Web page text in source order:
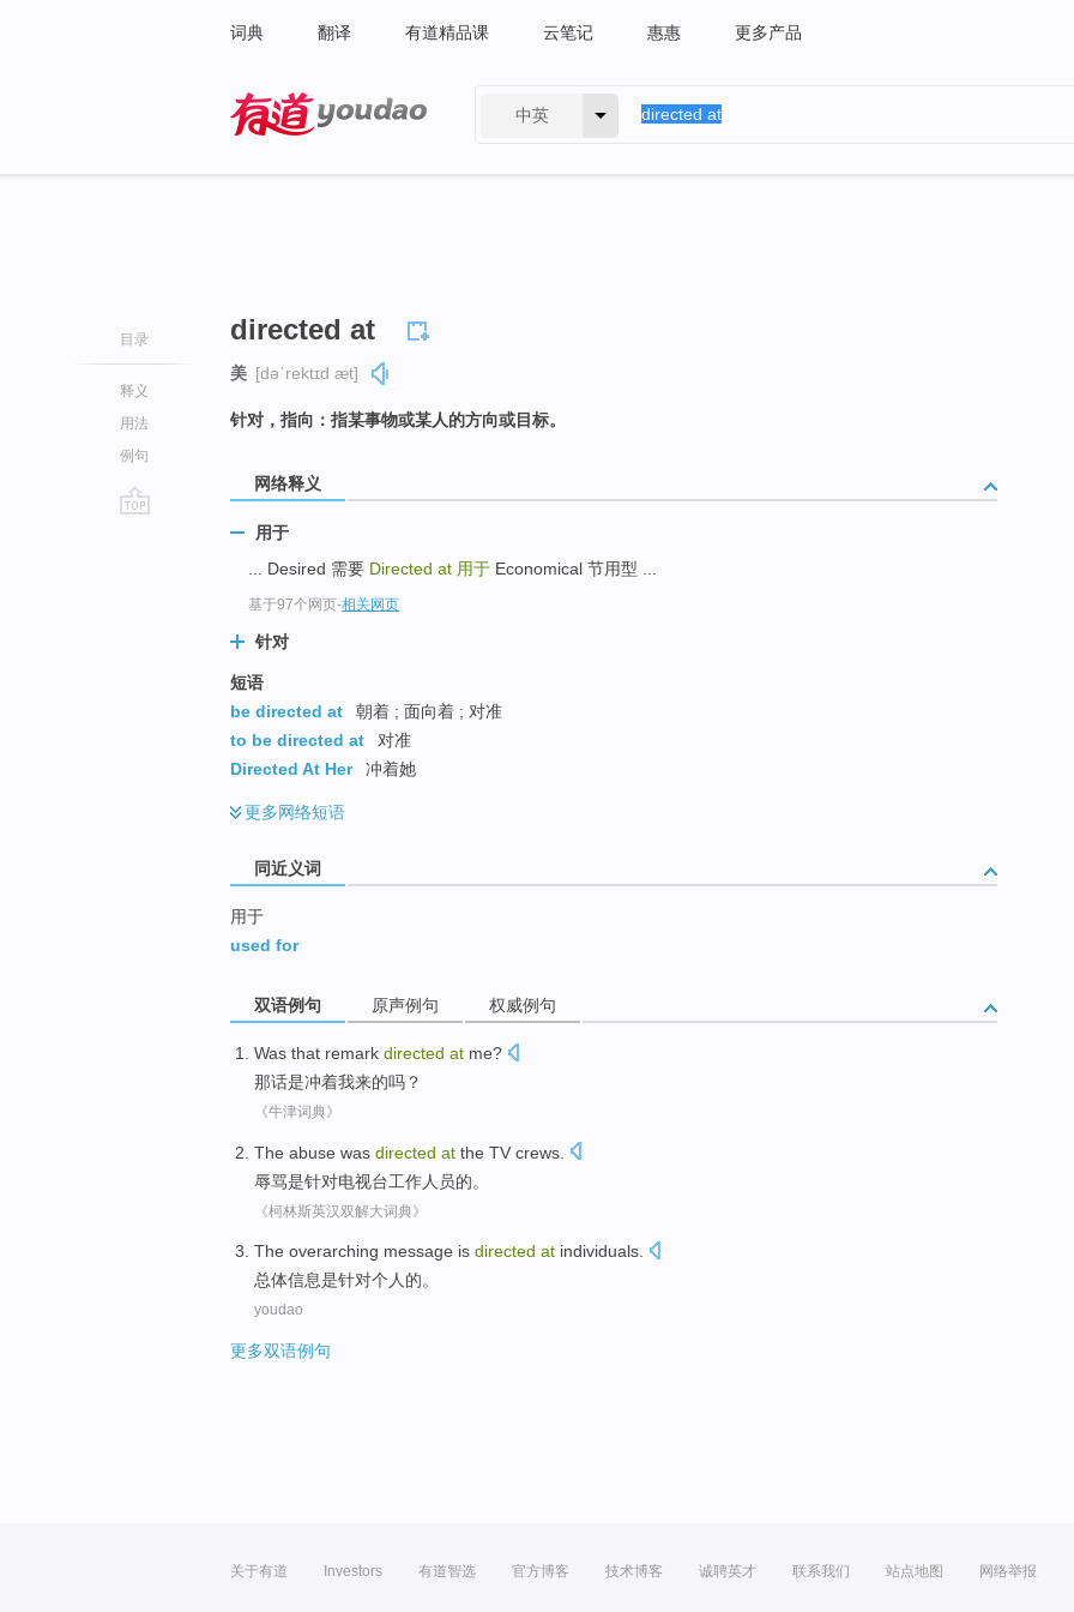
词典 翻译 有道精品课 云笔记 惠惠 更多产品
中英
目录
释义
用法
例句
directed at
美 [dəˈrektɪd æt]
针对，指向：指某事物或某人的方向或目标。
网络释义
用于
... Desired 需要 Directed at 用于 Economical 节用型 ...
基于97个网页-相关网页
针对
短语
be directed at
朝着 ; 面向着 ; 对准
to be directed at
对准
Directed At Her
冲着她
更多网络短语
同近义词
用于
used for
双语例句 原声例句 权威例句
Was that remark directed at me?
那话是冲着我来的吗？
《牛津词典》
The abuse was directed at the TV crews
辱骂是针对电视台工作人员的。
《柯林斯英汉双解大词典》
The overarching message is directed at individuals.
总体信息是针对个人的。
youdao
更多双语例句
关于有道 Investors 有道智选 官方博客 技术博客 诚聘英才 联系我们 站点地图 网络举报